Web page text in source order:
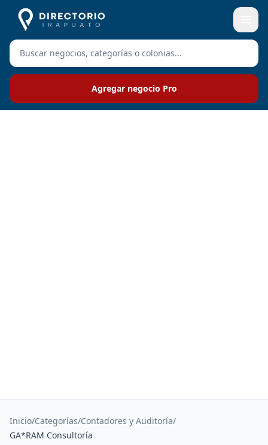
Agregar negocio Pro
Inicio/Categorías/Contadores y Auditoría/
GA*RAM Consultoría